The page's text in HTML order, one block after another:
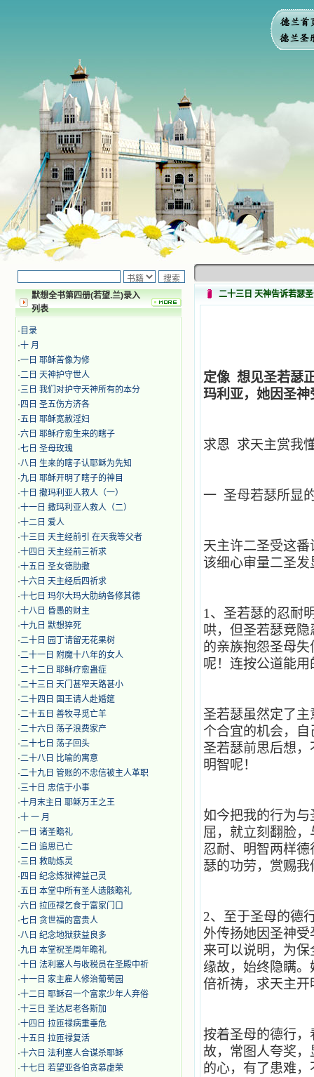
默想全书第四册(若望.兰)录入
列表
· 目录
·十 月
·​​一日 耶稣苦像为修
·二日 天神护守世人
·三日 我们对护守天神所有的本分
· 四日 圣五伤方济各
·五日 耶稣宽赦淫妇
·六日 耶稣疗愈生来的瞎子
·七日 圣母玫瑰
·八日 生来的瞎子认耶稣为先知
·九日 耶稣开明了瞎子的神目
·十日 撒玛利亚人救人（一）
·十一日 撒玛利亚人救人（二）
·十二日 爱人
·十三日 天主经前引 在天我等父者
·十四日 天主经前三祈求
·十五日 圣女德肋撒
·十六日 天主经后四祈求
·十七日 玛尔大玛大肋纳各修其德
·十八日 昏愚的财主
·十九日 默想猝死
·二十日 园丁请留无花果树
·二十一日 附魔十八年的女人
·二十二日 耶稣疗愈蛊症
·二十三日 天门甚窄天路甚小
·二十四日 国王请人赴婚筵
·二十五日 善牧寻觅亡羊
·二十六日 荡子浪费家产
·二十七日 荡子回头
·二十八日 比喻的寓意
·二十九日 管账的不忠信被主人革职
·三十日 忠信于小事
·十月末主日 耶稣万王之王
·十 一 月
·一日 诸圣瞻礼
·二日 追思已亡
·三日 救助炼灵
· 四日 纪念炼狱裨益己灵
·五日 本堂中所有圣人遗骸瞻礼
·六日 拉匝禄乞食于富家门口
·七日 贪世福的富贵人
·八日 纪念地狱获益良多
·九日 本堂祝圣周年瞻礼
·十日 法利塞人与收税员在圣殿中祈
·十一日 家主雇人修治葡萄园
·十二日 耶稣召一个富家少年人弃俗
·十三日 圣达尼老各斯加
·十四日 拉匝禄病重垂危
·十五日 拉匝禄复活
·十六日 法利塞人合谋杀耶稣
·十七日 若望亚各伯贪慕虚荣
二十三日 天神告诉若瑟
定像 想见圣若瑟
玛利亚，她因圣
求恩 求天主赏我
一 圣母若瑟所显
天主许二圣受这
该细心审量二圣
1 、圣若瑟的忍耐
哄，但圣若瑟竞
的亲族抱怨圣母
呢！连按公道能
圣若瑟虽然定了
个合宜的机会，
圣若瑟前思后想
明智呢！
如今把我的行为
屈，就立刻翻脸
忍耐、明智两样
瑟的功劳，赏赐
2、至于圣母的德
外传扬她因圣神
来可以说明，为
缘故，始终隐瞒
倍祈祷，求天主
按着圣母的德行
故，常图人夸奖
的心，有了患难